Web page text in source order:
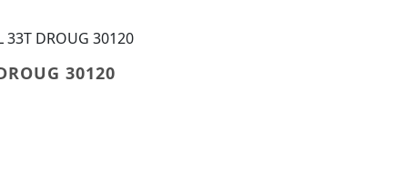
33T DROUG 30120
30120